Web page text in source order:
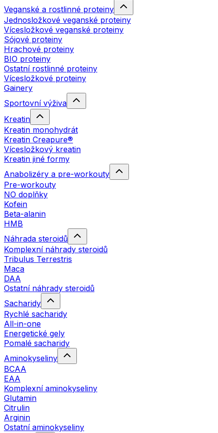
Veganské a rostlinné proteiny
Jednosložkové veganské proteiny
Vícesložkové veganské proteiny
Sójové proteiny
Hrachové proteiny
BIO proteiny
Ostatní rostlinné proteiny
Vícesložkové proteiny
Gainery
Sportovní výživa
Kreatin
Kreatin monohydrát
Kreatin Creapure®
Vícesložkový kreatin
Kreatin jiné formy
Anabolizéry a pre-workouty
Pre-workouty
NO doplňky
Kofein
Beta-alanin
HMB
Náhrada steroidů
Komplexní náhrady steroidů
Tribulus Terrestris
Maca
DAA
Ostatní náhrady steroidů
Sacharidy
Rychlé sacharidy
All-in-one
Energetické gely
Pomalé sacharidy
Aminokyseliny
BCAA
EAA
Komplexní aminokyseliny
Glutamin
Citrulin
Arginin
Ostatní aminokyseliny